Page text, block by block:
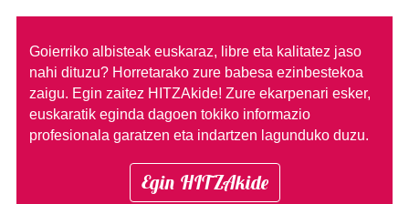
Goierriko albisteak euskaraz, libre eta kalitatez jaso
nahi dituzu? Horretarako zure babesa ezinbestekoa
zaigu. Egin zaitez HITZAkide! Zure ekarpenari esker,
euskaratik eginda dagoen tokiko informazio
profesionala garatzen eta indartzen lagunduko duzu.
Egin HITZAkide